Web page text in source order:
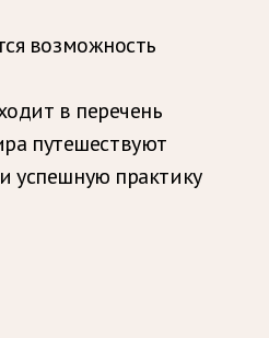
возможность
в перечень
путешествуют
успешную практику